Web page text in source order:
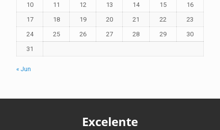
10
11 12 13 14 15
16
17
18 19 20 21 22
23
24
25 26 27 28 29
30
31
« Jun
Excelente